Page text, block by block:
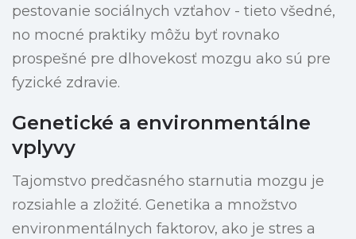
pestovanie sociálnych vzťahov - tieto všedné,
no mocné praktiky môžu byť rovnako
prospešné pre dlhovekosť mozgu ako sú pre
fyzické zdravie.
Genetické a environmentálne
vplyvy
Tajomstvo predčasného starnutia mozgu je
rozsiahle a zložité. Genetika a množstvo
environmentálnych faktorov, ako je stres a